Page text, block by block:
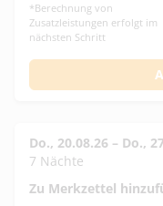
*Berechnung von
Zusatzleistungen erfolgt im
nächsten Schritt
Do., 20.08.26 – Do.,
7 Nächte
Zu Merkzettel